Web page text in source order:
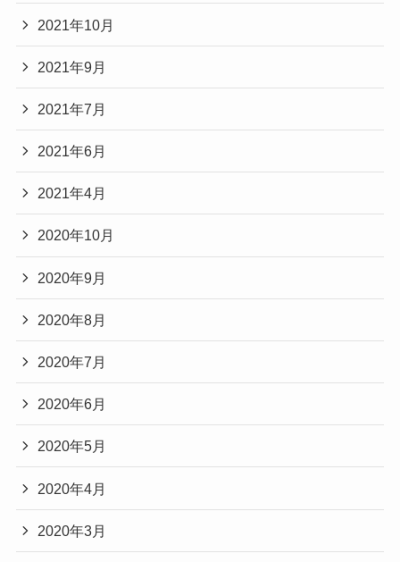
2021年10月
2021年9月
2021年7月
2021年6月
2021年4月
2020年10月
2020年9月
2020年8月
2020年7月
2020年6月
2020年5月
2020年4月
2020年3月